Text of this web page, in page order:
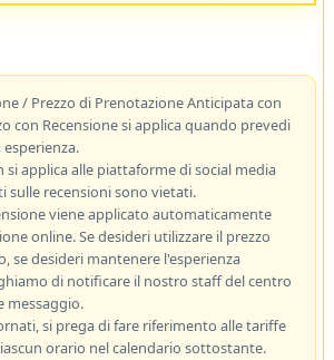
/ Prezzo di Prenotazione Anticipata con
con Recensione si applica quando prevedi
applica alle piattaforme di social media
sulle recensioni sono vietati.
viene applicato automaticamente
online. Se desideri utilizzare il prezzo
se desideri mantenere l'esperienza
di notificare il nostro staff del centro
messaggio.
si prega di fare riferimento alle tariffe
orario nel calendario sottostante.